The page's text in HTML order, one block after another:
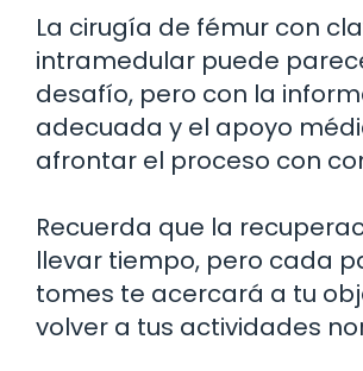
La cirugía de fémur con
intramedular puede
desafío, pero con la
adecuada y el apoyo
afrontar el proceso con
Recuerda que la
llevar tiempo, pero cada
tomes te acercará a tu
volver a tus actividades